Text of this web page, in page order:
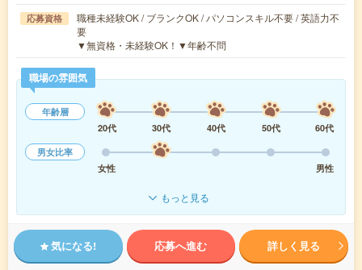
応募資格
職種未経験OK / ブランクOK / パソコンスキル不要 / 英語力不
要
▼無資格・未経験OK！▼年齢不問
職場の雰囲気
年齢層
20代
30代 40代 50代
60代
男女比率
女性
男性
もっと見る
気になる! 応募へ進む 詳しく見る